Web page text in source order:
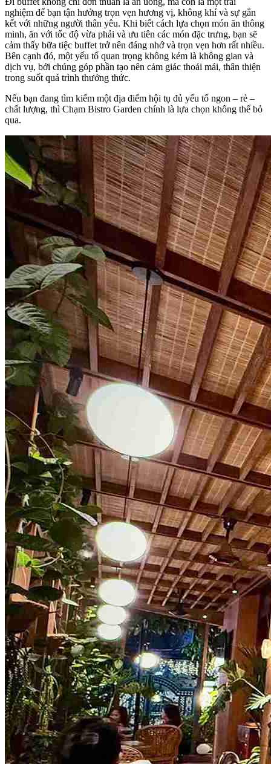
nghiệm để bạn tận hưởng trọn vẹn hương vị, không khí và sự gắn
kết với những người thân yêu. Khi biết cách lựa chọn món ăn thông
minh, ăn với tốc độ vừa phải và ưu tiên các món đặc trưng, bạn sẽ
cảm thấy bữa tiệc buffet trở nên đáng nhớ và trọn vẹn hơn rất nhiều.
Bên cạnh đó, một yếu tố quan trọng không kém là không gian và
dịch vụ, bởi chúng góp phần tạo nên cảm giác thoải mái, thân thiện
trong suốt quá trình thưởng thức.
Nếu bạn đang tìm kiếm một địa điểm hội tụ đủ yếu tố ngon – rẻ –
chất lượng, thì Chạm Bistro Garden chính là lựa chọn không thể bỏ
qua.